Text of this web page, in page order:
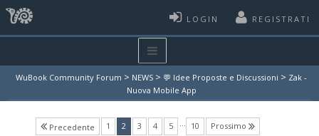
LOGIN REGISTRATI
WuBook Community Forum > NEWS > 💬 Idee Proposte e Discussioni > Zak -
Nuova Mobile App
Precedente 1 2(current)
3 4 5 … 10 Prossimo